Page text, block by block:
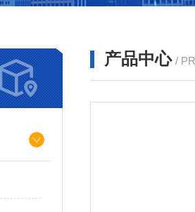
产品中心 /